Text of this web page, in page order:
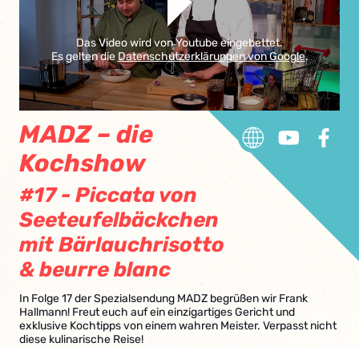
Das Video wird von Youtube eingebettet.
Es gelten die Datenschutzerklärungen von Google.
MADZ – die
Kochshow
#17 - Piccata von
Seeteufelbäckchen
mit Bärlauchrisotto
& beurre blanc
In Folge 17 der Spezialsendung MADZ begrüßen wir Frank
Hallmann! Freut euch auf ein einzigartiges Gericht und
exklusive Kochtipps von einem wahren Meister. Verpasst nicht
diese kulinarische Reise!